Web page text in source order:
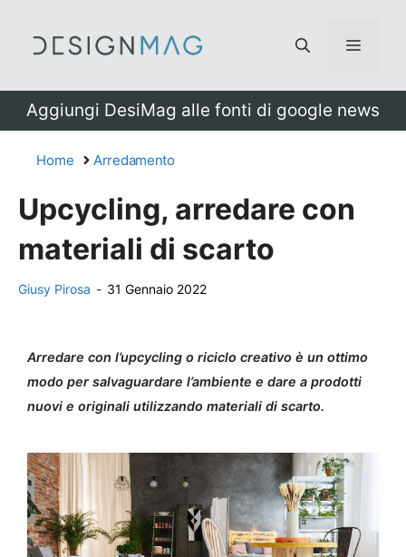
Menu
Aggiungi DesiMag alle fonti di google news
Home Arredamento
Upcycling, arredare con
materiali di scarto
Giusy Pirosa - 31 Gennaio 2022
Arredare con l’upcycling o riciclo creativo è un ottimo
modo per salvaguardare l’ambiente e dare a prodotti
nuovi e originali utilizzando materiali di scarto.